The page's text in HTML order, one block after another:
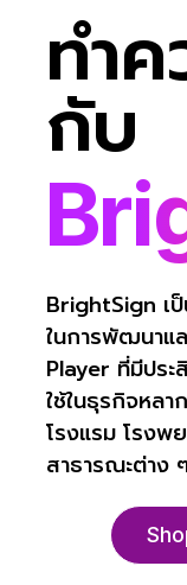
ทำ
กับ
BrightSign เ
ในการพัฒนาแ
Player ที่มีปร
ใช้ในธุรกิจหลา
โรงแรม โรงพ
สาธารณะต่าง